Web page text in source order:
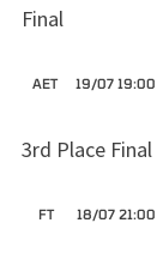
Final
19/07 19:00
AET
3rd Place Final
18/07 21:00
FT